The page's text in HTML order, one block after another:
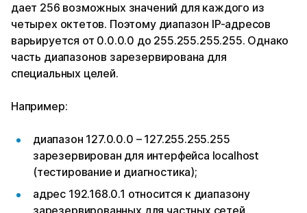
дает 256 возможных значений для каждого из
четырех октетов. Поэтому диапазон IP-адресов
варьируется от 0.0.0.0 до 255.255.255.255. Однако
часть диапазонов зарезервирована для
специальных целей.
Например:
диапазон 127.0.0.0 – 127.255.255.255
зарезервирован для интерфейса localhost
(тестирование и диагностика);
адрес 192.168.0.1 относится к диапазону